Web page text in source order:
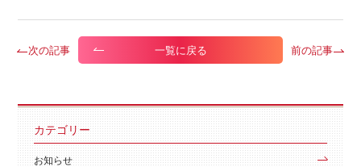
次の記事 一覧に戻る 前の記事
カテゴリー
お知らせ